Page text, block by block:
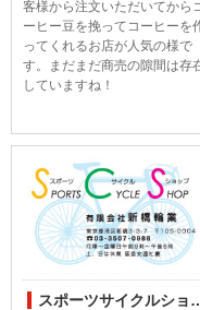
客様から注文いただいてから
ーヒー豆を挽ってコーヒーを
ってくれるお店が人気の様で
す。まだまだ商売の隙間は存
していますね！
スポーツサイク